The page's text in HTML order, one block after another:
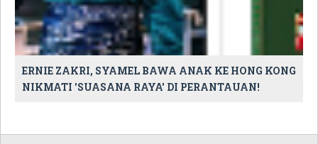
ERNIE ZAKRI, SYAMEL BAWA ANAK KE HONG KONG
NIKMATI 'SUASANA RAYA' DI PERANTAUAN!